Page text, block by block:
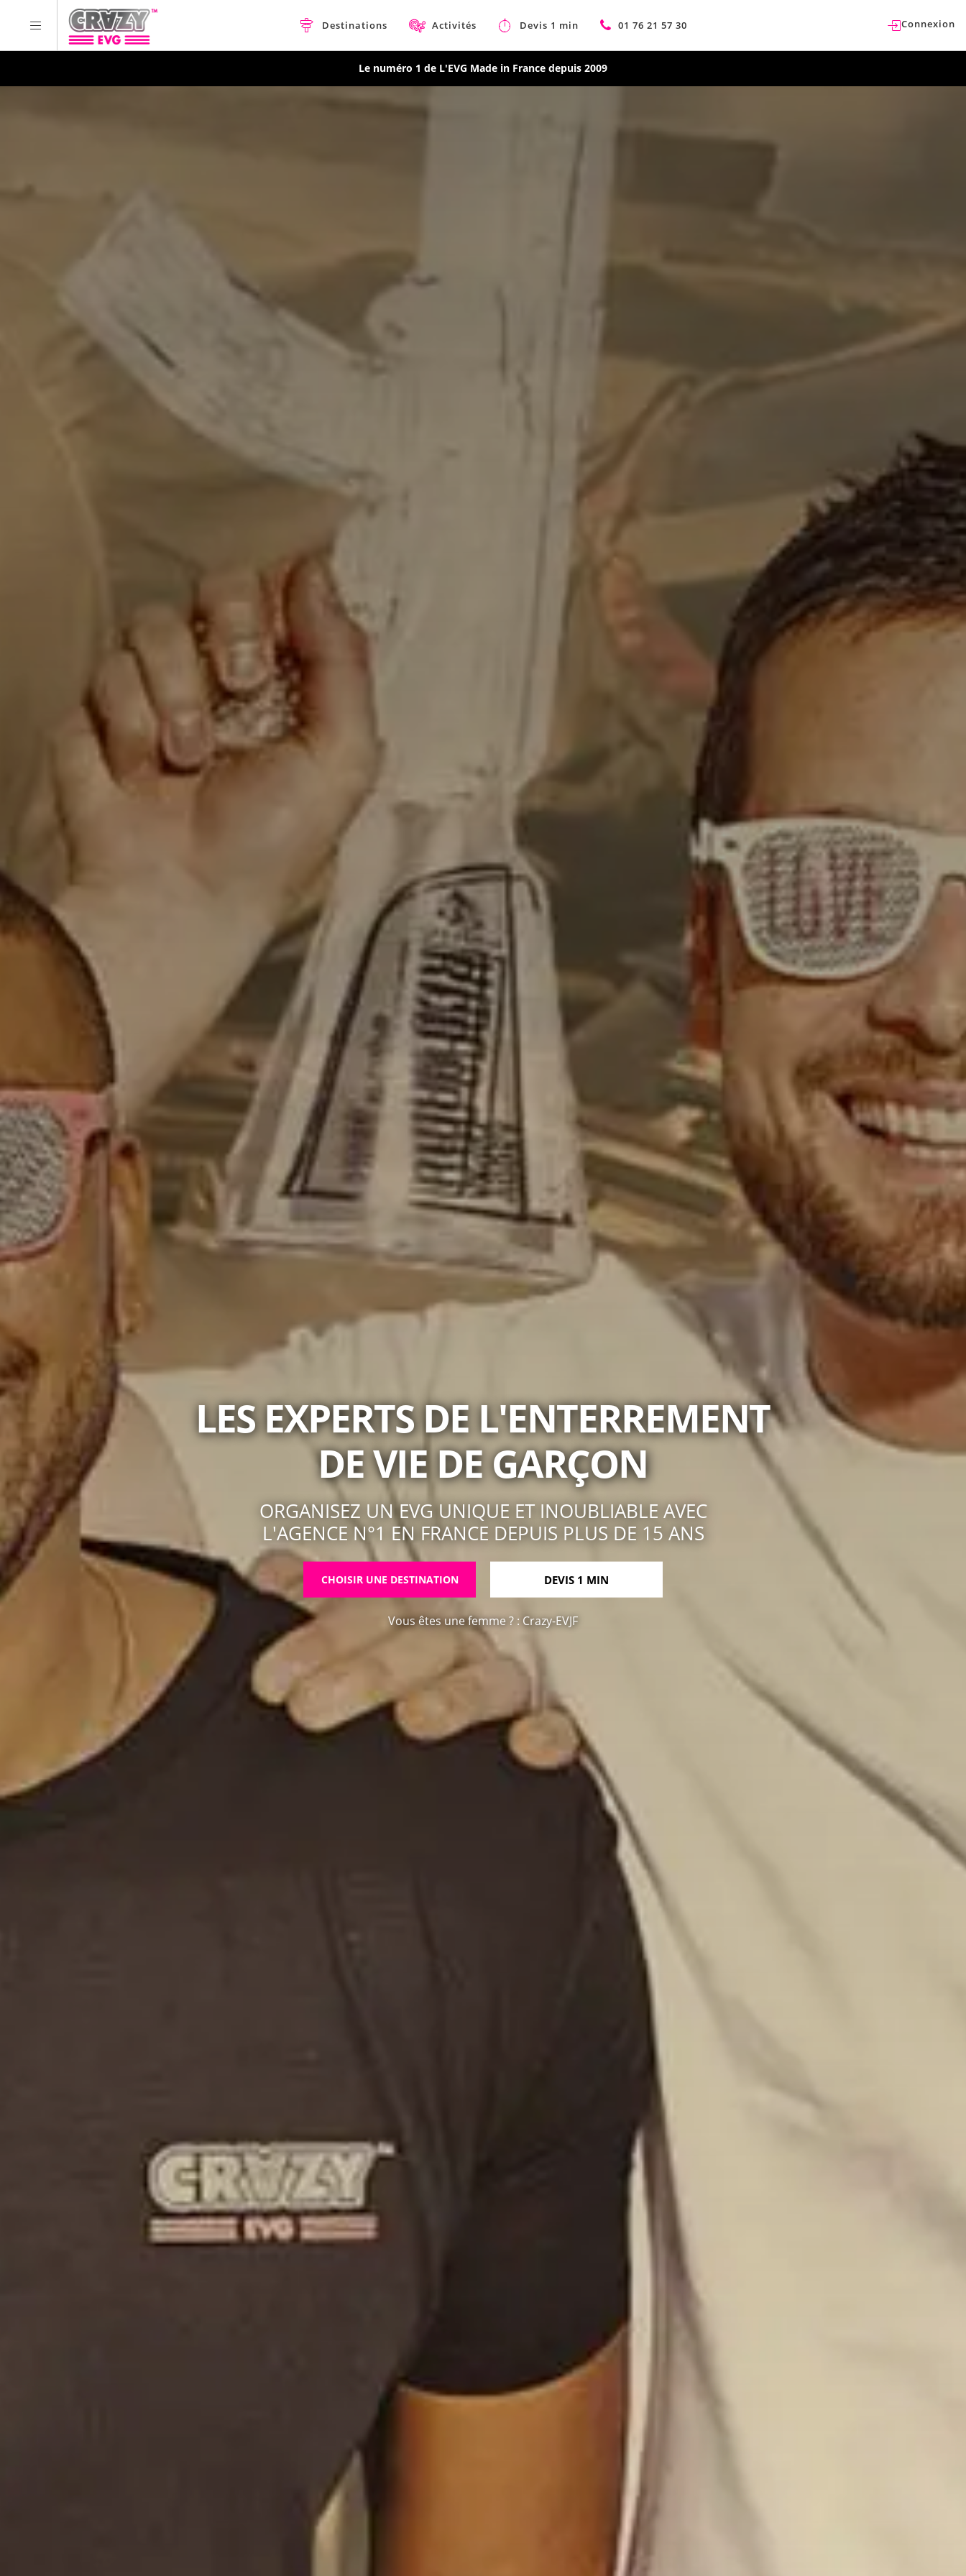
Destinations Activités Devis 1 min 01 76 21 57 30 Connexion
Le numéro 1 de L'EVG Made in France depuis 2009
LES EXPERTS DE L'ENTERREMENT
DE VIE DE GARÇON
ORGANISEZ UN EVG UNIQUE ET INOUBLIABLE AVEC
L'AGENCE N°1 EN FRANCE DEPUIS PLUS DE 15 ANS
CHOISIR UNE DESTINATION DEVIS 1 MIN
Vous êtes une femme ? : Crazy-EVJF